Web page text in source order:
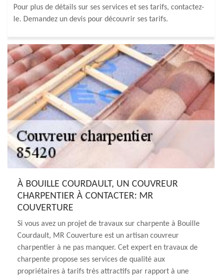
Pour plus de détails sur ses services et ses tarifs, contactez-
le. Demandez un devis pour découvrir ses tarifs.
À BOUILLE COURDAULT, UN COUVREUR
CHARPENTIER À CONTACTER: MR
COUVERTURE
Si vous avez un projet de travaux sur charpente à Bouille
Courdault, MR Couverture est un artisan couvreur
charpentier à ne pas manquer. Cet expert en travaux de
charpente propose ses services de qualité aux
propriétaires à tarifs très attractifs par rapport à une